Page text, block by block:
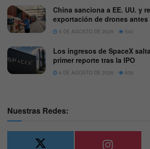
China sanciona a EE. UU. y
exportación de drones
5 DE AGOSTO DE 2026 542
Los ingresos de SpaceX
primer reporte tras la IPO
4 DE AGOSTO DE 2026 636
Nuestras Redes: